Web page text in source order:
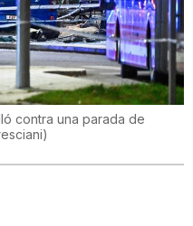
contra una parada de
)